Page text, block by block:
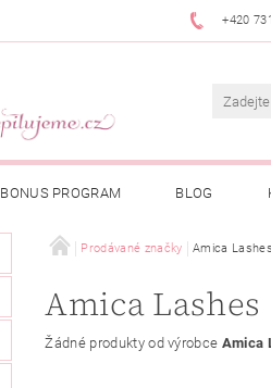
+420
BONUS PROGRAM BLOG
Prodávané značky Amica Lashes
Amica Lashes
Žádné produkty od výrobce Amica